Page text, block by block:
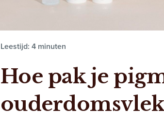
Leestijd: 4 minuten
Hoe pak je